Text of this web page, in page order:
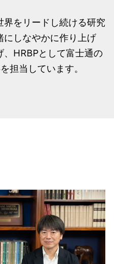
界をリードし続ける研究
にしなやかに作り上げ
、HRBPとして富士通の
担当しています。